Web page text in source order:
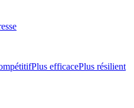
Plus efficacePlus résilient